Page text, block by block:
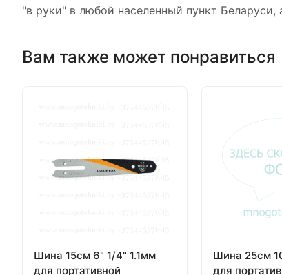
"в руки" в любой населенный пункт Беларуси,
Вам также может понравиться
Шина 15см 6" 1/4" 1.1мм
для портативной
Шина 25см
для